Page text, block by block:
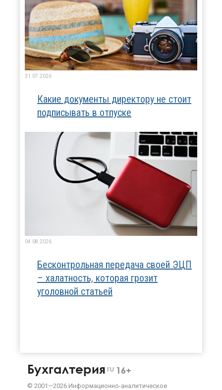
31.07.2026
Какие документы директору не стоит
подписывать в отпуске
04.08.2026
Бесконтрольная передача своей ЭЦП
– халатность, которая грозит
уголовной статьей
Бухгалтерия ru 16+
© 2001—2026 Информационно-аналитическое